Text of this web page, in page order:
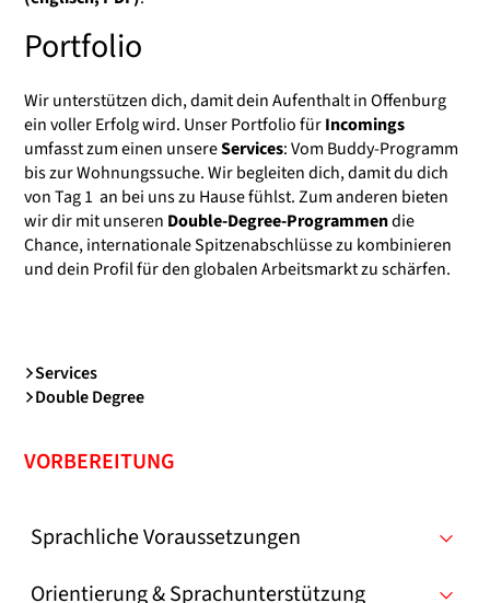
Portfolio
Wir unterstützen dich, damit dein Aufenthalt in Offenburg
ein voller Erfolg wird. Unser Portfolio fürIncomings
umfasst zum einen unsereServices: Vom Buddy-Programm
bis zur Wohnungssuche. Wir begleiten dich, damit du dich
von Tag 1 an bei uns zu Hause fühlst. Zum anderen bieten
wir dir mit unseren Double-Degree-Programmendie
Chance, internationale Spitzenabschlüsse zu kombinieren
und dein Profil für den globalen Arbeitsmarkt zu schärfen.
Services
Double Degree
VORBEREITUNG
Sprachliche Voraussetzungen
Orientierung & Sprachunterstützung